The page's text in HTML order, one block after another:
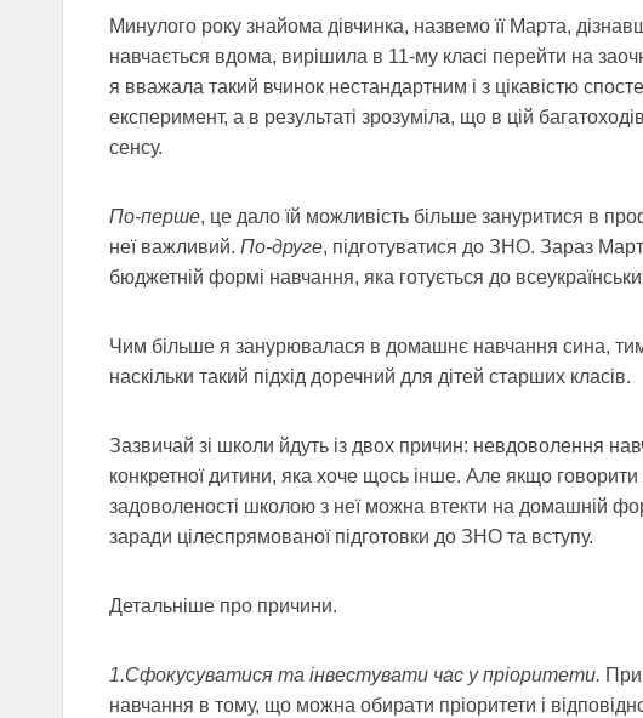
Минулого року знайома дівчинка, назвемо її Марта,
навчається вдома, вирішила в 11-му класі перейти на
я вважала такий вчинок нестандартним і з цікавістю
експеримент, а в результаті зрозуміла, що в цій
сенсу.
По-перше, це дало їй можливість більше зануритися в
неї важливий. По-друге, підготуватися до ЗНО. Зараз
бюджетній формі навчання, яка готується до
Чим більше я занурювалася в домашнє навчання сина,
наскільки такий підхід доречний для дітей старших класів.
Зазвичай зі школи йдуть із двох причин: невдоволення
конкретної дитини, яка хоче щось інше. Але якщо
задоволеності школою з неї можна втекти на домашній
заради цілеспрямованої підготовки до ЗНО та вступу.
Детальніше про причини.
1.Сфокусуватися та інвестувати час у пріоритети.
навчання в тому, що можна обирати пріоритети і